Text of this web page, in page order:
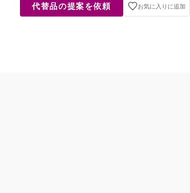
代替品の提案を依頼 お気に入りに追加